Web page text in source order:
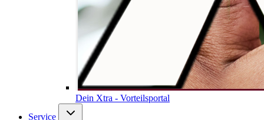
Dein Xtra - Vorteilsportal
Service